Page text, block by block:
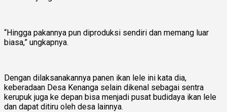
“Hingga pakannya pun diproduksi sendiri dan memang luar
biasa,” ungkapnya.
Dengan dilaksanakannya panen ikan lele ini kata dia,
keberadaan Desa Kenanga selain dikenal sebagai sentra
kerupuk juga ke depan bisa menjadi pusat budidaya ikan lele
dan dapat ditiru oleh desa lainnya.